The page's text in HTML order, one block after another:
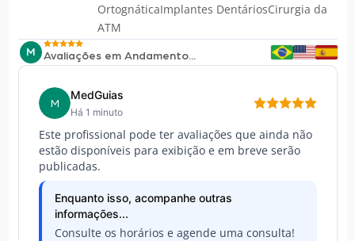
OrtognáticaImplantes DentáriosCirurgia da
ATM
M Avaliações em Andamento...
M
MedGuias
Há 1 minuto
Este profissional pode ter avaliações que ainda não
estão disponíveis para exibição e em breve serão
publicadas.
Enquanto isso, acompanhe outras
informações...
Consulte os horários e agende uma consulta!